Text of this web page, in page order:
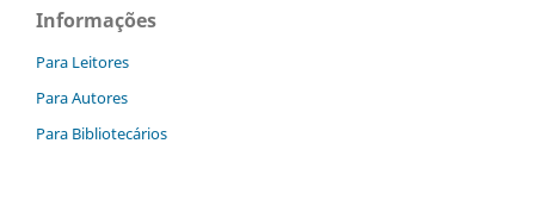
Informações
Para Leitores
Para Autores
Para Bibliotecários